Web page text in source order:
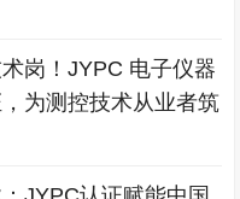
岗！JYPC 电子仪器
为测控技术从业者筑